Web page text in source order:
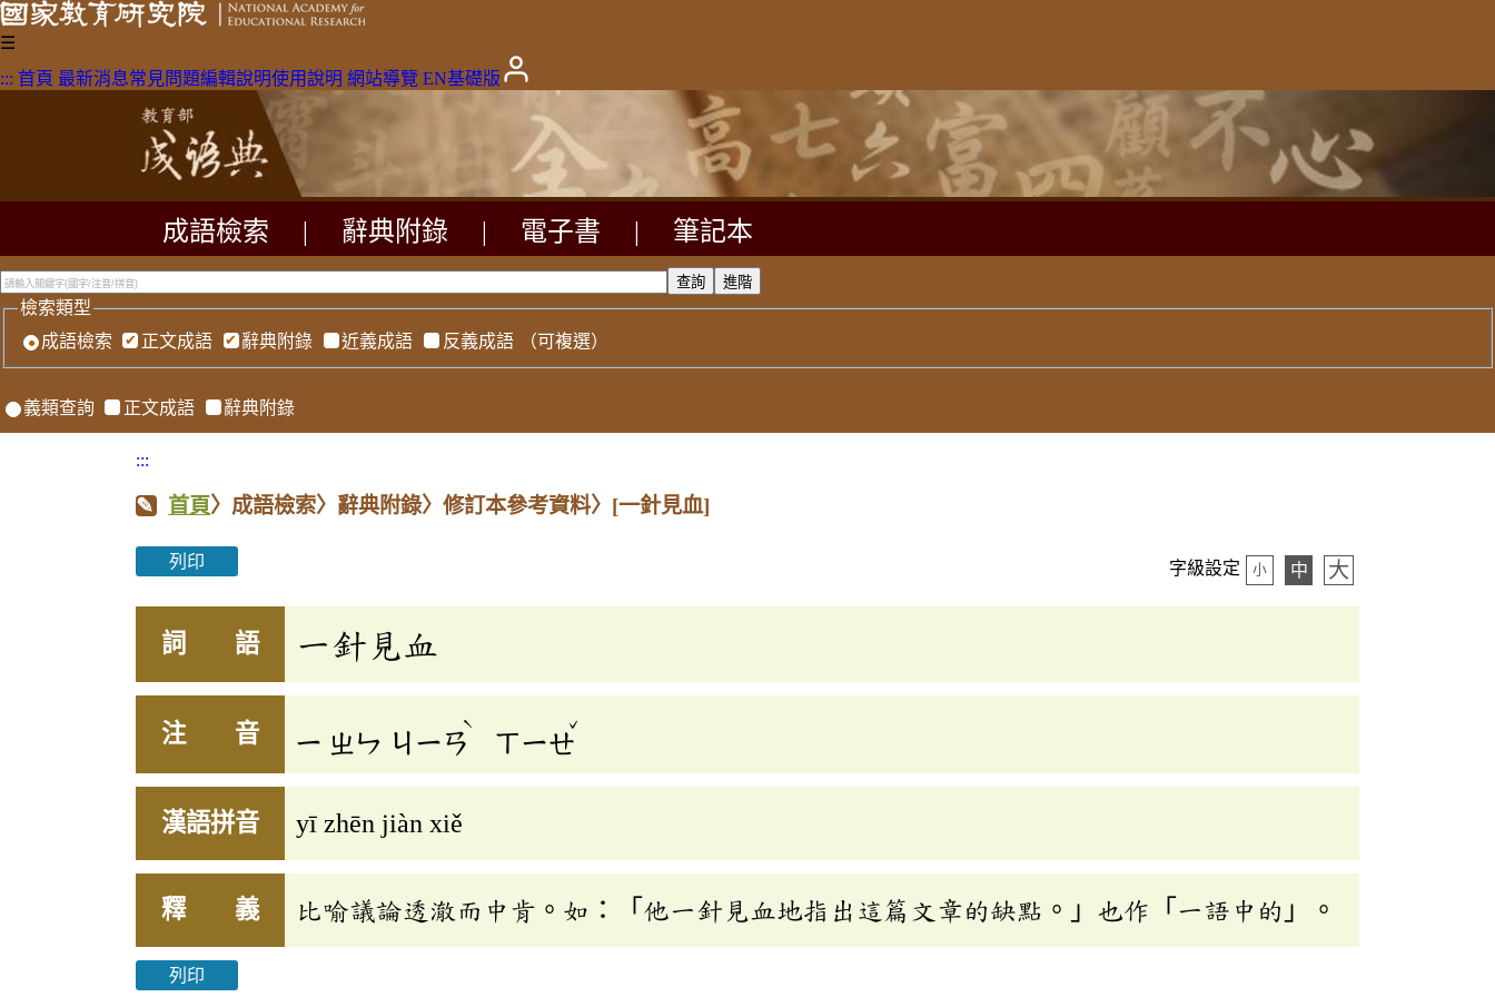
☰
::: 首頁 最新消息常見問題編輯說明使用說明 網站導覽 EN基礎版
成語檢索 辭典附錄 電子書 筆記本
檢索類型
成語檢索
正文成語 辭典附錄 近義成語 反義成語 （可複選）
義類查詢 正文成語 辭典附錄
:::
首頁〉成語檢索〉辭典附錄〉修訂本參考資料〉 [一針見血]
列印 字級設定 小 中 大
詞 語 一針見血
注 音 ㄧ ㄓㄣ ㄐㄧㄢ
ˋ
ㄒㄧㄝ
ˇ
漢語拼音 yī zhēn jiàn xiě
釋 義 比喻議論透澈而中肯。如：「他一針見血地指出這篇文章的缺點。」也作「一語中的」。
列印